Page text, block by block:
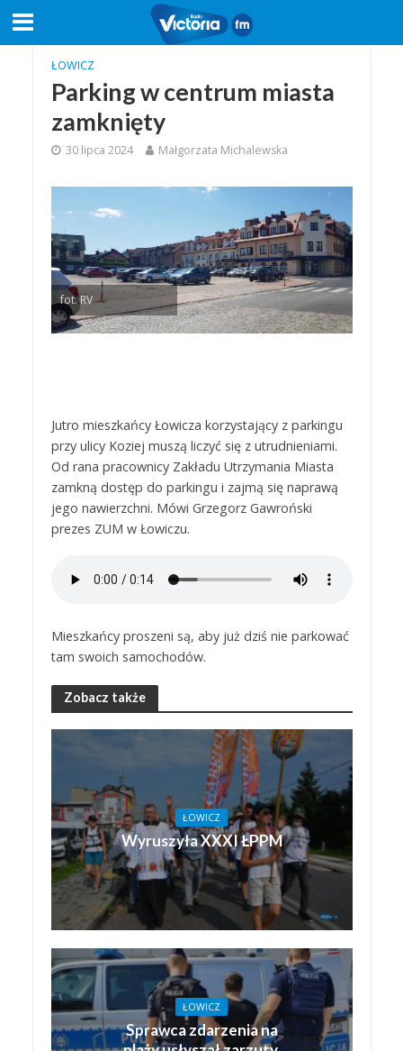
ŁOWICZ
Parking w centrum miasta
zamknięty
30 lipca 2024 Małgorzata Michalewska
fot. RV
Jutro mieszkańcy Łowicza korzystający z parkingu
przy ulicy Koziej muszą liczyć się z utrudnieniami.
Od rana pracownicy Zakładu Utrzymania Miasta
zamkną dostęp do parkingu i zajmą się naprawą
jego nawierzchni. Mówi Grzegorz Gawroński
prezes ZUM w Łowiczu.
Mieszkańcy proszeni są, aby już dziś nie parkować
tam swoich samochodów.
Zobacz także
ŁOWICZ
Wyruszyła XXXI ŁPPM
ŁOWICZ
Sprawca zdarzenia na